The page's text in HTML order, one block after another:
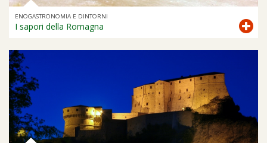
ENOGASTRONOMIA E DINTORNI
I sapori della Romagna